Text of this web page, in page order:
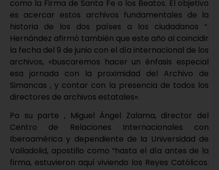
como la Firma de Santa Fe o los Beatos. El objetivo
es acercar estos archivos fundamentales de la
historia de los dos países a los ciudadanos “.
Hernández afirmó también que este año al coincidir
la fecha del 9 de junio con el día internacional de los
archivos, «buscaremos hacer un énfasis especial
esa jornada con la proximidad del Archivo de
Simancas , y contar con la presencia de todos los
directores de archivos estatales».
Po su parte , Miguel Ángel Zalama, director del
Centro de Relaciones Internacionales con
Iberoamérica y dependiente de la Universidad de
Valladolid, apostillo como “hasta el día antes de la
firma, estuvieron aquí viviendo los Reyes Católicos.